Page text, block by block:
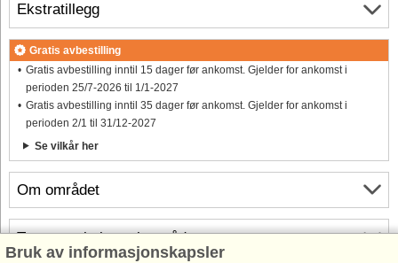
Om området
Ekstratillegg
Gratis avbestilling
Gratis avbestilling inntil 15 dager før ankomst. Gjelder for ankomst i
perioden 25/7-2026 til 1/1-2027
Gratis avbestilling inntil 35 dager før ankomst. Gjelder for ankomst i
perioden 2/1 til 31/12-2027
Se vilkår her
Topp-attraksjoner i området
Bruk av informasjonskapsler